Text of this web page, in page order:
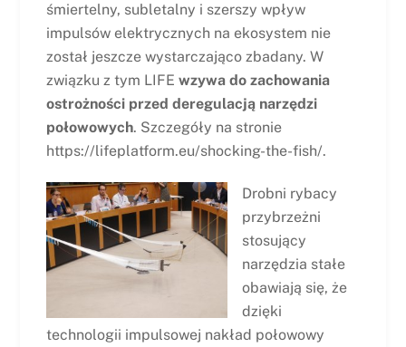
śmiertelny, subletalny i szerszy wpływ
impulsów elektrycznych na ekosystem nie
został jeszcze wystarczająco zbadany. W
związku z tym LIFE wzywa do zachowania
ostrożności przed deregulacją narzędzi
połowowych. Szczegóły na stronie
https://lifeplatform.eu/shocking-the-fish/.
Drobni rybacy
przybrzeżni
stosujący
narzędzia stałe
obawiają się, że
dzięki
technologii impulsowej nakład połowowy